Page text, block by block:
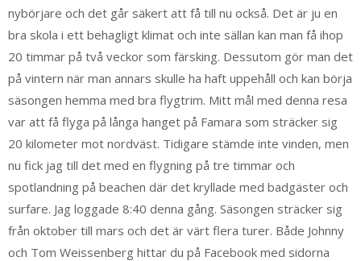
nybörjare och det går säkert att få till nu också. Det är ju en
bra skola i ett behagligt klimat och inte sällan kan man få ihop
20 timmar på två veckor som färsking. Dessutom gör man det
på vintern när man annars skulle ha haft uppehåll och kan börja
säsongen hemma med bra flygtrim. Mitt mål med denna resa
var att få flyga på långa hanget på Famara som sträcker sig
20 kilometer mot nordväst. Tidigare stämde inte vinden, men
nu fick jag till det med en flygning på tre timmar och
spotlandning på beachen där det kryllade med badgäster och
surfare. Jag loggade 8:40 denna gång. Säsongen sträcker sig
från oktober till mars och det är värt flera turer. Både Johnny
och Tom Weissenberg hittar du på Facebook med sidorna